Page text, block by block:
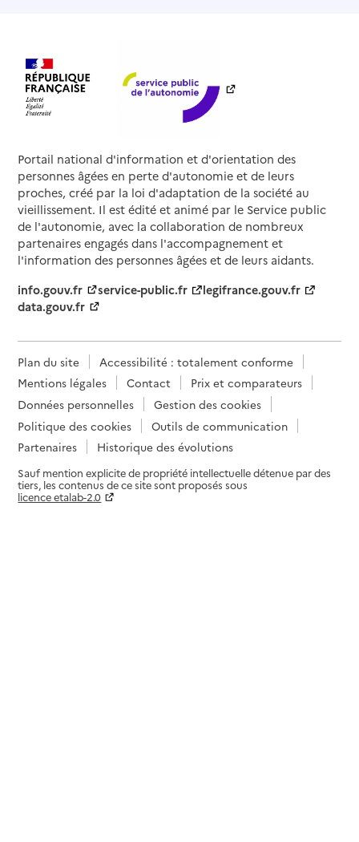
Portail national d'information et d'orientation des
personnes âgées en perte d'autonomie et de leurs
proches, créé par la loi d'adaptation de la société au
vieillissement. Il est édité et animé par le Service public
de l'autonomie, avec la collaboration de nombreux
partenaires engagés dans l'accompagnement et
l'information des personnes âgées et de leurs aidants.
info.gouv.fr
service-public.fr
legifrance.gouv.fr
data.gouv.fr
Plan du site
Accessibilité : totalement conforme
Mentions légales
Contact
Prix et comparateurs
Données personnelles
Gestion des cookies
Politique des cookies
Outils de communication
Partenaires
Historique des évolutions
Sauf mention explicite de propriété intellectuelle détenue par des
tiers, les contenus de ce site sont proposés sous
licence etalab-2.0